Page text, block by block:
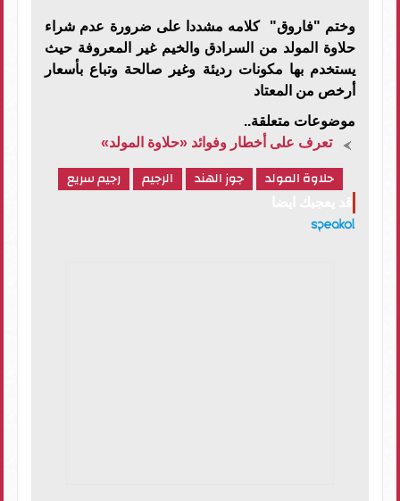
وختم "فاروق" كلامه مشددا على ضرورة عدم شراء
حلاوة المولد من السرادق والخيم غير المعروفة حيث
يستخدم بها مكونات رديئة وغير صالحة وتباع بأسعار
أرخص من المعتاد
موضوعات متعلقة..
تعرف على أخطار وفوائد «حلاوة المولد»
حلاوة المولد جوز الهند الرجيم رجيم سريع